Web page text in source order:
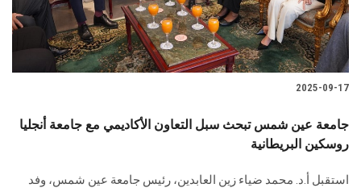
2025-09-17
جامعة عين شمس تبحث سبل التعاون الأكاديمي مع جامعة أنجليا
روسكين البريطانية
استقبل أ.د. محمد ضياء زين العابدين، رئيس جامعة عين شمس، وفد